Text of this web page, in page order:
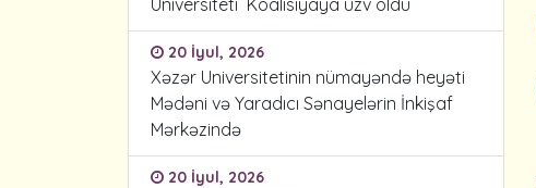
Universiteti Koalisiyaya üzv oldu
20 İyul, 2026
Xəzər Universitetinin nümayəndə heyəti
Mədəni və Yaradıcı Sənayelərin İnkişaf
Mərkəzində
20 İyul, 2026